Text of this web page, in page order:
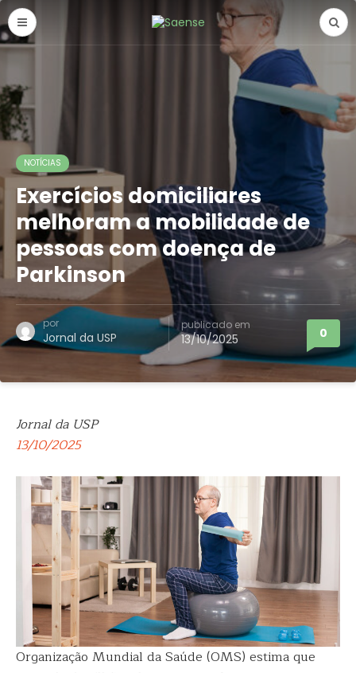
NOTÍCIAS
Exercícios domiciliares
melhoram a mobilidade de
pessoas com doença de
Parkinson
por
Jornal da USP
publicado em
13/10/2025 0
Jornal da USP
13/10/2025
Organização Mundial da Saúde (OMS) estima que